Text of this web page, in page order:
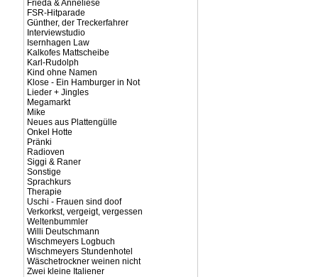
Frieda & Anneliese
FSR-Hitparade
Günther, der Treckerfahrer
Interviewstudio
Isernhagen Law
Kalkofes Mattscheibe
Karl-Rudolph
Kind ohne Namen
Klose - Ein Hamburger in Not
Lieder + Jingles
Megamarkt
Mike
Neues aus Plattengülle
Onkel Hotte
Pränki
Radioven
Siggi & Raner
Sonstige
Sprachkurs
Therapie
Uschi - Frauen sind doof
Verkorkst, vergeigt, vergessen
Weltenbummler
Willi Deutschmann
Wischmeyers Logbuch
Wischmeyers Stundenhotel
Wäschetrockner weinen nicht
Zwei kleine Italiener